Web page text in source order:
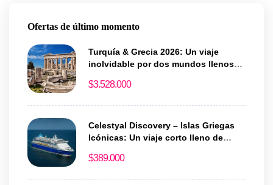
Ofertas de último momento
Turquía & Grecia 2026: Un viaje
inolvidable por dos mundos llenos
$3.528.000
Celestyal Discovery – Islas Griegas
Icónicas: Un viaje corto lleno de
$389.000